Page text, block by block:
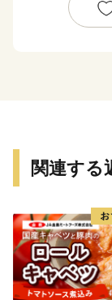
今こそ、さら
再発見してい
ぜひみなさま
関連する